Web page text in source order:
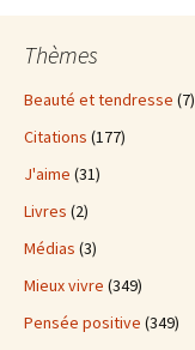
Thèmes
Beauté et tendresse (7)
Citations (177)
J'aime (31)
Livres (2)
Médias (3)
Mieux vivre (349)
Pensée positive (349)